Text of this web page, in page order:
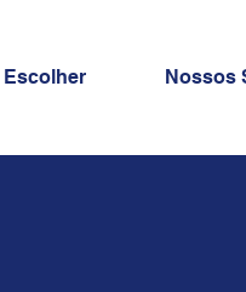
Nossos